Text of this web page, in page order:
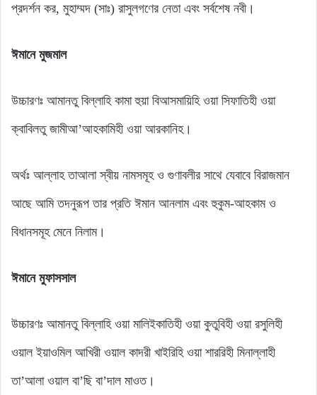
প্রদর্শন কর, মুহাম্মদ (সাঃ) রাসুলগণের নেতা এবং সর্বশেষ নবী।
ঈমানে মুজমাল
উচ্চারণঃ আমানতু বিল্লাহি কামা হুয়া বিআসমায়িহি ওয়া সিফাতিহী ওয়া
ক্বাবিলতু জামীআ’আহকামিহী ওয়া আরকানিহ।
অর্থঃ আল্লাহ তাআলা স্বীয় নামসমূহ ও গুণাবলীর সাথে যেবাবে বিরাজমান
আছে আমি তদনুরূপ তার প্রতি ঈমান আনলাম এবং হুকুম-আহকাম ও
বিধানসমূহ মেনে নিলাম।
ঈমানে মুফাসসাল
উচ্চারণঃ আমানতু বিল্লাহি ওয়া মালিইকাতিহী ওয়া কুতুবিহী ওয়া রসুলিহী
ওয়াল ইয়াওমিল আখিরী ওয়াল কাদরী খাইরিহি ওয়া শাররিহী মিনাল্লাহী
তা’আলা ওয়াল বা’ছি বা’দাল মাওত।